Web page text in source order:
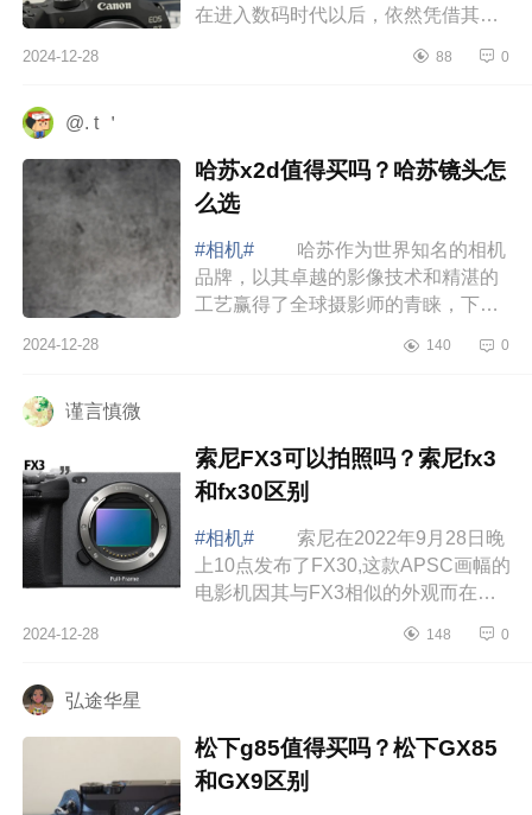
在进入数码时代以后，依然凭借其资
原厂镜头群，在一波波竞争下不断维
2024-12-28 88 0
@. t ＇
哈苏x2d值得买吗？哈苏镜头怎
么选
#相机#
哈苏作为世界知名的相机
品牌，以其卓越的影像技术和精湛的
工艺赢得了全球摄影师的青睐，下面
哈苏镜头怎么选 哈苏x2d值得买
2024-12-28 140 0
谨言慎微
索尼FX3可以拍照吗？索尼fx3
和fx30区别
#相机#
索尼在2022年9月28日晚
上10点发布了FX30,这款APSC画幅的
电影机因其与FX3相似的外观而在网
下索尼FX3可以拍照吗？索尼fx3和
2024-12-28 148 0
弘途华星
松下g85值得买吗？松下GX85
和GX9区别